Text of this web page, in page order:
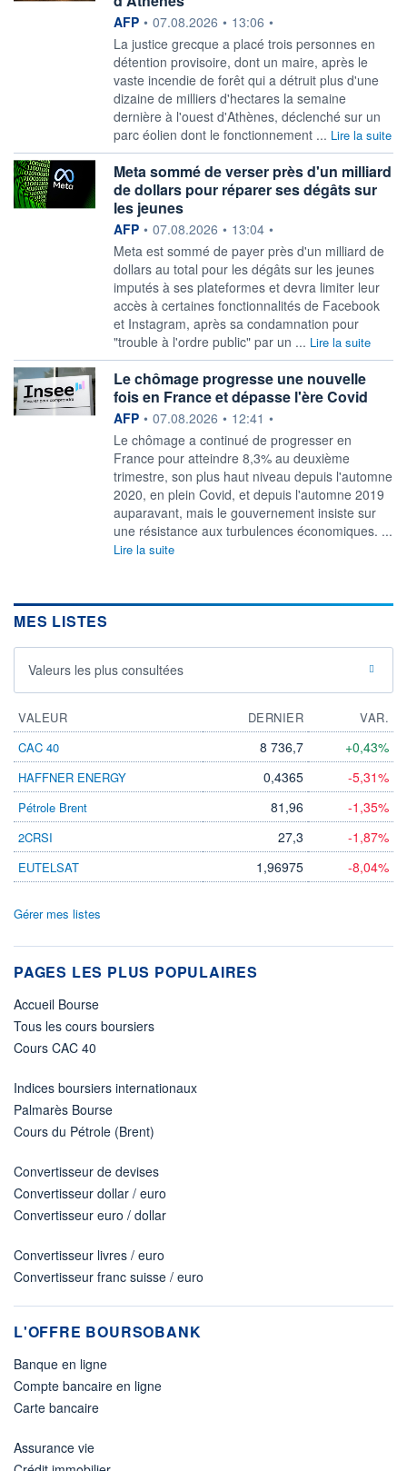
information fournie par
AFP • 07.08.2026 • 13:06 •
La justice grecque a placé trois personnes en
détention provisoire, dont un maire, après le
vaste incendie de forêt qui a détruit plus d'une
dizaine de milliers d'hectares la semaine
dernière à l'ouest d'Athènes, déclenché sur un
parc éolien dont le fonctionnement ... Lire la suite
Meta sommé de verser près d'un milliard
de dollars pour réparer ses dégâts sur
les jeunes
information fournie par
AFP • 07.08.2026 • 13:04 •
Meta est sommé de payer près d'un milliard de
dollars au total pour les dégâts sur les jeunes
imputés à ses plateformes et devra limiter leur
accès à certaines fonctionnalités de Facebook
et Instagram, après sa condamnation pour
"trouble à l'ordre public" par un ... Lire la suite
Le chômage progresse une nouvelle
fois en France et dépasse l'ère Covid
information fournie par
AFP • 07.08.2026 • 12:41 •
Le chômage a continué de progresser en
France pour atteindre 8,3% au deuxième
trimestre, son plus haut niveau depuis l'automne
2020, en plein Covid, et depuis l'automne 2019
auparavant, mais le gouvernement insiste sur
une résistance aux turbulences économiques. ...
Lire la suite
MES LISTES
Valeurs les plus consultées
VALEUR DERNIER
VAR.
CAC 40
8 736,7 +0,43%
HAFFNER ENERGY 0,4365 -5,31%
Pétrole Brent 81,96 -1,35%
2CRSI 27,3 -1,87%
EUTELSAT 1,96975 -8,04%
Gérer mes listes
PAGES LES PLUS POPULAIRES
Accueil Bourse
Tous les cours boursiers
Cours CAC 40
Indices boursiers internationaux
Palmarès Bourse
Cours du Pétrole (Brent)
Convertisseur de devises
Convertisseur dollar / euro
Convertisseur euro / dollar
Convertisseur livres / euro
Convertisseur franc suisse / euro
L'OFFRE BOURSOBANK
Banque en ligne
Compte bancaire en ligne
Carte bancaire
Assurance vie